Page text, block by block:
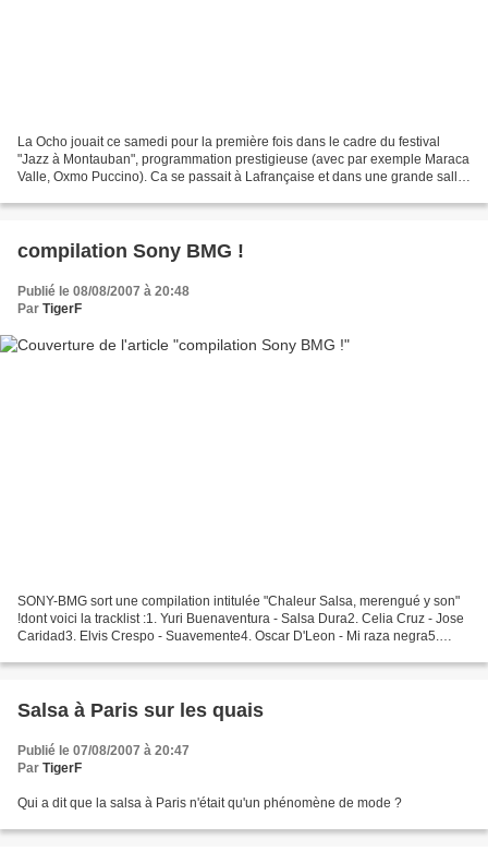
La Ocho jouait ce samedi pour la première fois dans le cadre du festival
"Jazz à Montauban", programmation prestigieuse (avec par exemple Maraca
Valle, Oxmo Puccino). Ca se passait à Lafrançaise et dans une grande salle
compilation Sony BMG !
Publié le 08/08/2007 à 20:48
Par TigerF
SONY-BMG sort une compilation intitulée "Chaleur Salsa, merengué y son"
!dont voici la tracklist :1. Yuri Buenaventura - Salsa Dura2. Celia Cruz - Jose
Caridad3. Elvis Crespo - Suavemente4. Oscar D'Leon - Mi raza negra5.
Salsa à Paris sur les quais
Publié le 07/08/2007 à 20:47
Par TigerF
Qui a dit que la salsa à Paris n'était qu'un phénomène de mode ?